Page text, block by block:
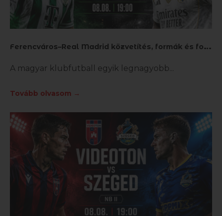
F
erencváros–Real Madrid közvetítés, formák és fogadási tippek
A magyar klubfutball egyik legnagyobb
Tovább olvasom →